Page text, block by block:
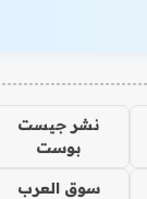
نشر جيست
بوست
سوق العرب